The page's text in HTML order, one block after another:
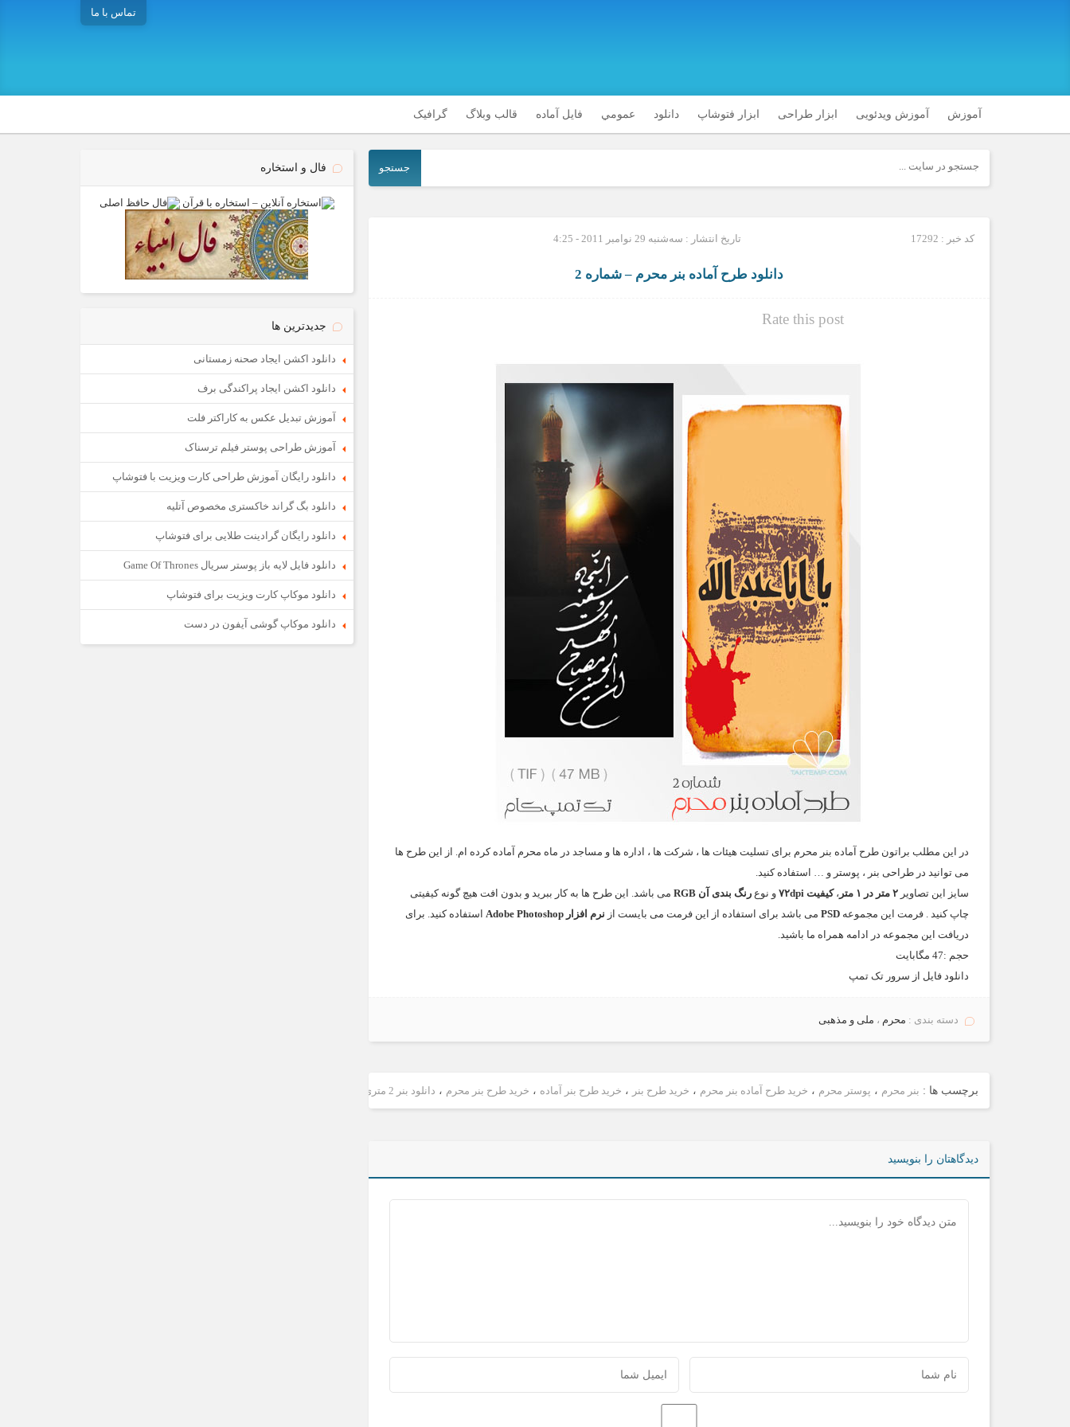
تماس با ما
آموزش آموزش ویدئویی ابزار طراحی ابزار فتوشاپ دانلود عمومي فایل آماده قالب وبلاگ گرافیک
جستجو
کد خبر : 17292 تاریخ انتشار : سه‌شنبه 29 نوامبر 2011 - 4:25
دانلود طرح آماده بنر محرم – شماره 2
Rate this post
در این مطلب براتون طرح آماده بنر محرم برای تسلیت هیئات ها ، شرکت ها ، اداره ها و مساجد در ماه محرم آماده کرده ام. از این طرح ها
می توانید در طراحی بنر ، پوستر و … استفاده کنید.
سایز این تصاویر
،کیفیت ۷۲dpi و نوع رنگ بندی آن RGB
می باشد. این طرح ها به کار ببرید و بدون افت هیچ گونه کیفیتی
چاپ کنید . فرمت این مجموعه PSD می باشد برای استفاده از این فرمت می بایست از نرم افزار Adobe Photoshop
استفاده کنید. برای
دریافت این مجموعه در ادامه همراه ما باشید.
حجم :47 مگابایت
دانلود فایل از سرور تک تمپ
دسته بندی : محرم ، ملی و مذهبی
برچسب ها : بنر محرم ، پوستر محرم ، خرید طرح آماده بنر محرم ، خرید طرح بنر ، خرید طرح بنر آماده ، خرید طرح بنر محرم ، دانلود بنر 2 متری
دیدگاهتان را بنویسید
فال و استخاره
جدیدترین ها
دانلود اکشن ایجاد صحنه زمستانی
دانلود اکشن ایجاد پراکندگی برف
آموزش تبدیل عکس به کاراکتر فلت
آموزش طراحی پوستر فیلم ترسناک
دانلود رایگان آموزش طراحی کارت ویزیت با فتوشاپ
دانلود بگ گراند خاکستری مخصوص آتلیه
دانلود رایگان گرادینت طلایی برای فتوشاپ
دانلود فایل لایه باز پوستر سریال Game Of Thrones
دانلود موکاپ کارت ویزیت برای فتوشاپ
دانلود موکاپ گوشی آیفون در دست